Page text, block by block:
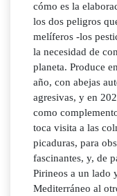
cómo es la
los dos peligros
melíferos -los
la necesidad de
planeta. Produce
año, con abejas
agresivas, y en
como
toca visita a las
picaduras, para
fascinantes, y, de
Pirineos a un lado
Mediterráneo al